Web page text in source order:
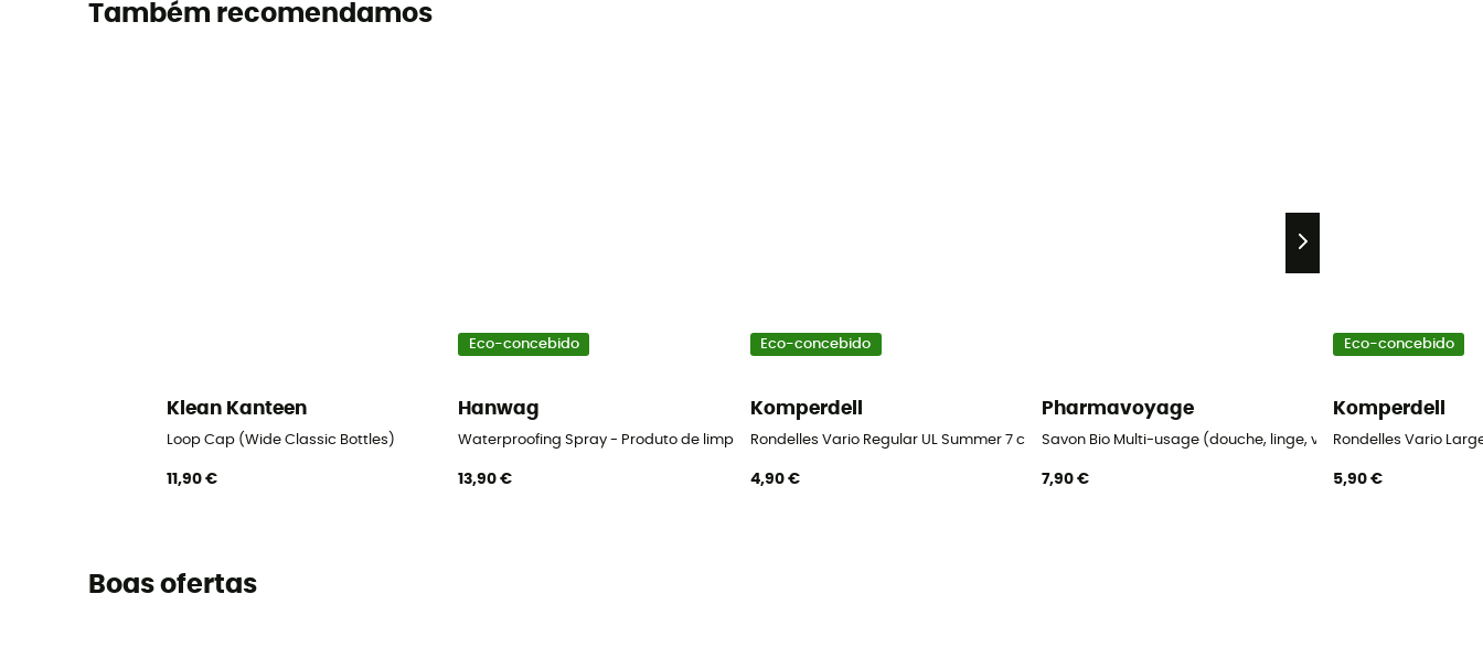
Também recomendamos
Klean Kanteen
Loop Cap (Wide Classic Bottles)
11,90 €
Eco-concebido
Hanwag
Waterproofing Spray - Produto de limpeza para calçado
13,90 €
Eco-concebido
Komperdell
Rondelles Vario Regular UL Summer 7 cm Blister
4,90 €
Pharmavoyage
Savon Bio Multi-usage (douche, linge, vaisselle)
7,90 €
Eco-concebido
Komperdell
Rondelles Vario
5,90 €
Boas ofertas